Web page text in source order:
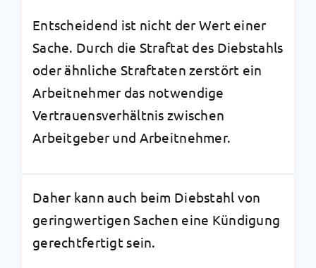
Entscheidend ist nicht der Wert einer
Sache. Durch die Straftat des Diebstahls
oder ähnliche Straftaten zerstört ein
Arbeitnehmer das notwendige
Vertrauensverhältnis zwischen
Arbeitgeber und Arbeitnehmer.
Daher kann auch beim Diebstahl von
geringwertigen Sachen eine Kündigung
gerechtfertigt sein.